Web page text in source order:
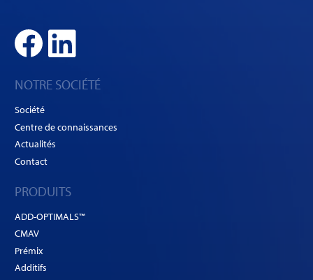
NOTRE SOCIÉTÉ
Société
Centre de connaissances
Actualités
Contact
PRODUITS
ADD-OPTIMALS™
CMAV
Prémix
Additifs